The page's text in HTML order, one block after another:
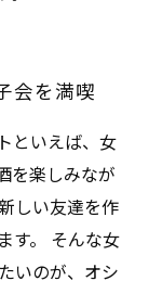
会を満喫
といえば、女
を楽しみなが
しい友達を作
す。 そんな女
いのが、オシ